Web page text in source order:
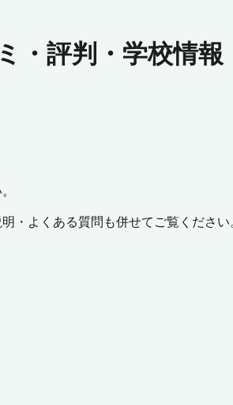
・評判・学校情報
・よくある質問も併せてご覧ください。